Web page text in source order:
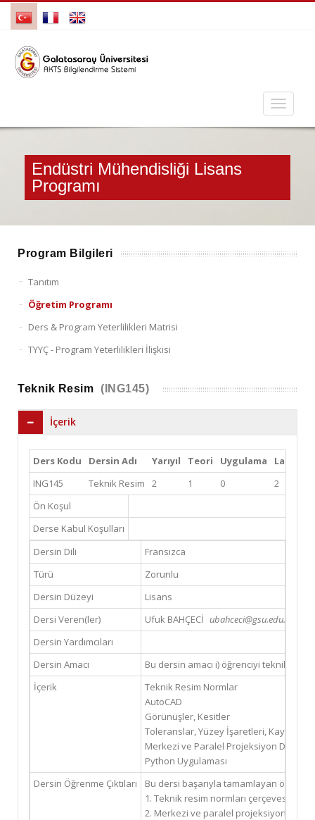
Endüstri Mühendisliği Lisans
Programı
Program Bilgileri
Tanıtım
Öğretim Programı
Ders & Program Yeterlilikleri Matrisi
TYYÇ - Program Yeterlilikleri İlişkisi
Teknik Resim (ING145)
İçerik
Ders Kodu Dersin Adı Yarıyıl Teori Uygulama Lab
ING145
Teknik Resim 2 1 0 2
Ön Koşul
Derse Kabul Koşulları
Dersin Dili
Fransızca
Türü
Zorunlu
Dersin Düzeyi
Lisans
Dersi Veren(ler)
Ufuk BAHÇECİ ubahceci@gsu.edu.tr
Dersin Yardımcıları
Dersin Amacı
Bu dersin amacı i) öğrenciyi teknik
İçerik
Teknik Resim Normlar
AutoCAD
Görünüşler, Kesitler
Toleranslar, Yüzey İşaretleri, Kaynak
Merkezi ve Paralel Projeksiyon
Python Uygulaması
Dersin Öğrenme Çıktıları
Bu dersi başarıyla tamamlayan öğrenci:
1. Teknik resim normları çerçevesinde
2. Merkezi ve paralel projeksiyon